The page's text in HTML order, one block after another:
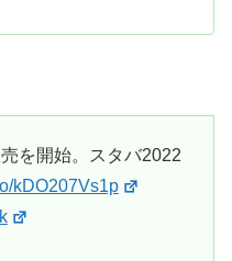
を開始。スタバ2022
kDO207Vs1p